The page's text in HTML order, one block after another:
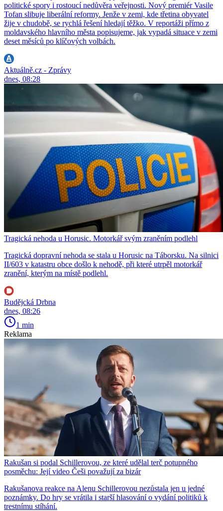
politické spory i rostoucí nedůvěra veřejnosti. Nový premiér Vasile
Tofan slibuje liberální reformy. Jenže v zemi, kde třetina obyvatel
žije v chudobě, se rychlá řešení hledají těžko. V reportáži přímo z
moldavského hlavního města popisujeme, jak vypadá situace v zemi
deset měsíců po klíčových volbách.
Aktuálně.cz - Zprávy
dnes, 08:28
Tragická nehoda u Horusic. Motorkář svým zraněním podlehl
Tragická dopravní nehoda se stala u Horusic na Táborsku. Na silnici
II/603 v katastru obce došlo k nehodě, při které utrpěl motorkář
zranění, kterým na místě podlehl.
Budějcká Drbna
dnes, 08:26
1 min
Reklama
Rakušan si podal Schillerovou, ze které udělal terč potupného
posměchu: Její video Češi považují za bizár
Rakušanova reakce na Alenu Schillerovou nezůstala jen u jedné
poznámky. Do hry se vrátila i starší hlasování o vydání politiků k
trestnímu stíhání.